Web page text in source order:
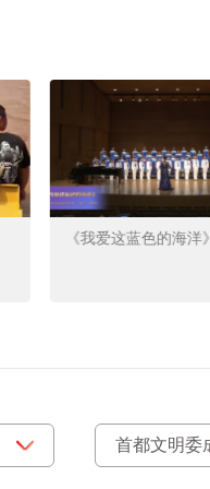
《我爱这蓝色的海洋》